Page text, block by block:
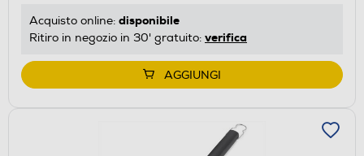
Acquisto online: disponibile
Ritiro in negozio in 30' gratuito: verifica
AGGIUNGI